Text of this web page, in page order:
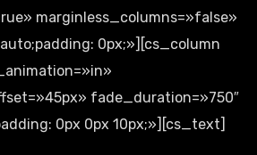
marginless_columns=»false»
0px;»][cs_column
fade_duration=»750″
0px 0px 10px;»][cs_text]